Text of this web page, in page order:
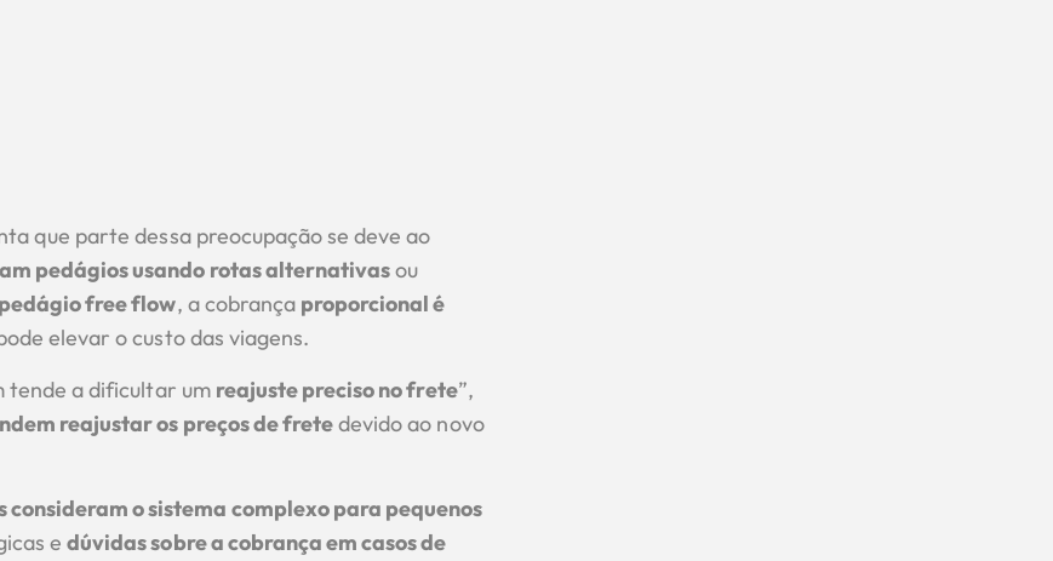
que parte dessa preocupação se deve ao
pedágios usando rotas alternativasou
pedágio free flow, a cobrança proporcional é
elevar o custo das viagens.
tende a dificultar um reajuste preciso no frete”,
reajustar os preços de fretedevido ao novo
consideram o sistema complexo para pequenos
edúvidas sobre a cobrança em casos de